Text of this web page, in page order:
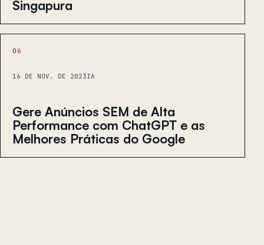
Singapura
06
16 DE NOV. DE 2023IA
Gere Anúncios SEM de Alta
Performance com ChatGPT e as
Melhores Práticas do Google